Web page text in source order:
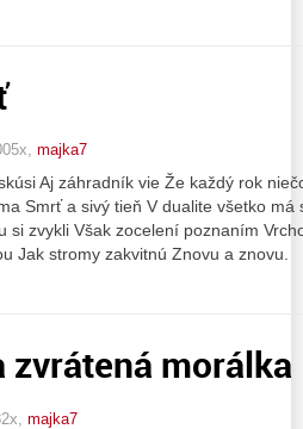
majka7
Aj záhradník vie Že každý rok
Smrť a sivý tieň V dualite všetko má
si zvykli Však zocelení poznaním
Jak stromy zakvitnú Znovu a znovu.
zvrátená morálka
majka7